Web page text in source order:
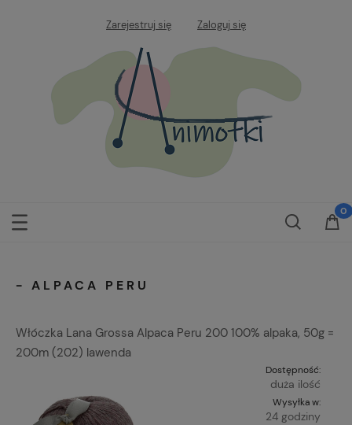
Zarejestruj się Zaloguj się
- ALPACA PERU
Włóczka Lana Grossa Alpaca Peru 200 100% alpaka, 50g =
200m (202) lawenda
Dostępność:
duża ilość
Wysyłka w:
24 godziny